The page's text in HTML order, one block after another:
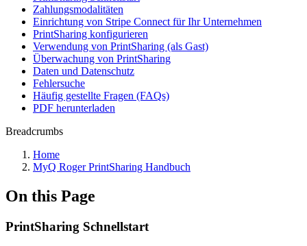
Zahlungsmodalitäten
Einrichtung von Stripe Connect für Ihr Unternehmen
PrintSharing konfigurieren
Verwendung von PrintSharing (als Gast)
Überwachung von PrintSharing
Daten und Datenschutz
Fehlersuche
Häufig gestellte Fragen (FAQs)
PDF herunterladen
Breadcrumbs
Home
MyQ Roger PrintSharing Handbuch
On this Page
PrintSharing Schnellstart